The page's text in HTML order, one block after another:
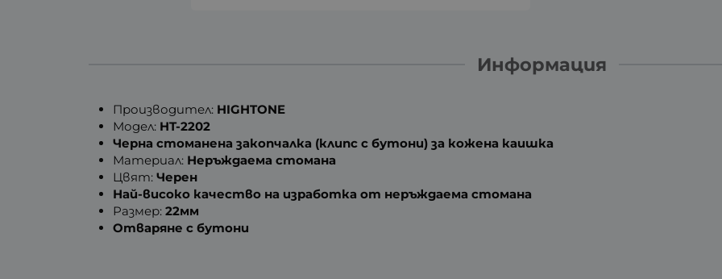
Информация
Производител: HIGHTONE
Модел: HT-2202
Черна стоманена закопчалка (клипс с бутони) за кожена каишка
Материал: Неръждаема стомана
Цвят:Черен
Най-високо качество на изработка от неръждаема стомана
Размер:22мм
Отваряне с бутони